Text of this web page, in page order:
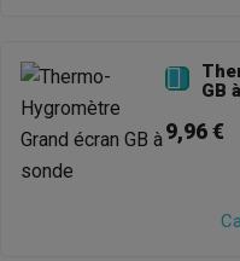

GB
9,96 €